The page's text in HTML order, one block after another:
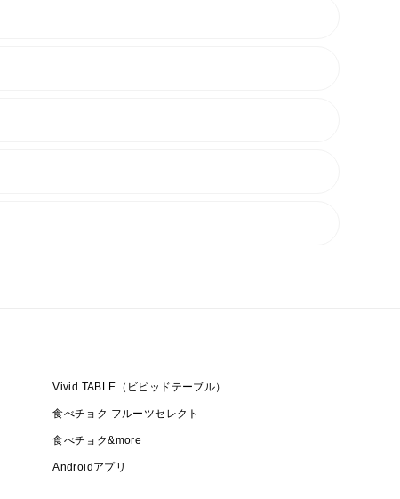
Vivid TABLE（ビビッドテーブル）
食べチョク フルーツセレクト
食べチョク&more
Androidアプリ